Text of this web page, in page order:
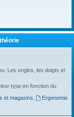
Les ongles, les doigts et
type en fonction du
et magasins
Ergonomie